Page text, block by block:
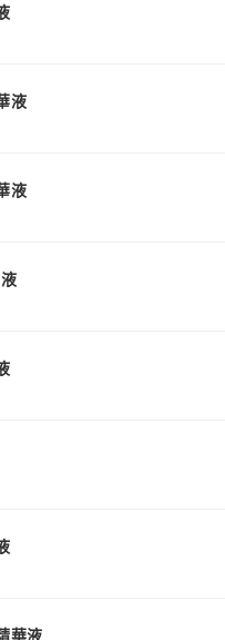
液
液
華液